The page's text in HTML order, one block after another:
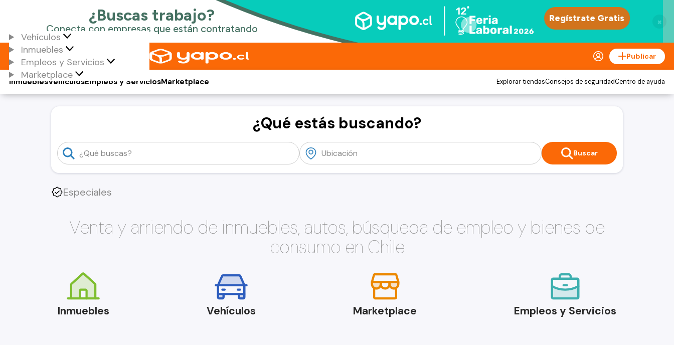
×
Vehículos
Inmuebles
Empleos y Servicios
Marketplace
Publicar
Vehículos
Inmuebles Empleos y ServiciosMarketplace Explorar tiendasConsejos de seguridadCentro de ayuda
¿Qué estás buscando?
Buscar
Especiales
Venta y arriendo de inmuebles, autos, búsqueda de empleo y bienes de
consumo en Chile
Inmuebles Vehículos Marketplace Empleos y Servicios